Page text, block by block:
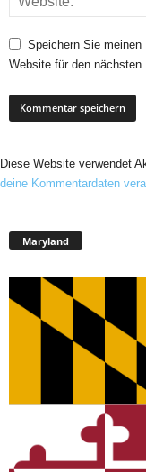
Speichern Sie
Website für den nächsten
Diese Website verwendet
deine Kommentardaten
Maryland